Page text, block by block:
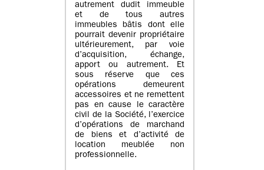
autrement dudit immeuble
et de tous autres
immeubles bâtis dont elle
pourrait devenir propriétaire
ultérieurement, par voie
d’acquisition, échange,
apport ou autrement. Et
sous réserve que ces
opérations demeurent
accessoires et ne remettent
pas en cause le caractère
civil de la Société, l’exercice
d’opérations de marchand
de biens et d’activité de
location meublée non
professionnelle.